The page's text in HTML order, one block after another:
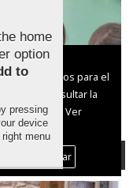
consumir con
y de terceros para el
Puedes consultar la
Ver
y Cookies
Personalizar
home
option
to
pressing
device
menu